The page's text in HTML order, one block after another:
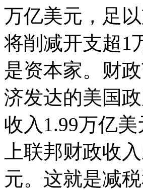
万亿美元，足
将削减开支超1
是资本家。财
济发达的美国
收入1.99万亿
上联邦财政收
元。这就是减